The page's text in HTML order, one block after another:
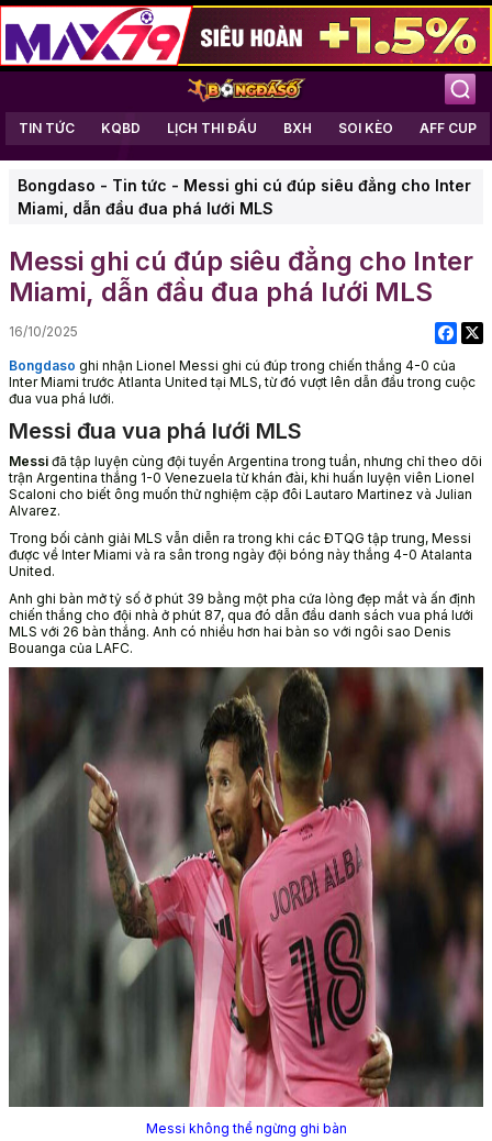
TIN TỨC KQBD LỊCH THI ĐẤU BXH SOI KÈO AFF CUP
Bongdaso - Tin tức - Messi ghi cú đúp siêu đẳng cho Inter
Miami, dẫn đầu đua phá lưới MLS
Messi ghi cú đúp siêu đẳng cho Inter
Miami, dẫn đầu đua phá lưới MLS
16/10/2025
Bongdaso ghi nhận Lionel Messi ghi cú đúp trong chiến thắng 4-0 của
Inter Miami trước Atlanta United tại MLS, từ đó vượt lên dẫn đầu trong cuộc
đua vua phá lưới.
Messi đua vua phá lưới MLS
Messi đã tập luyện cùng đội tuyển Argentina trong tuần, nhưng chỉ theo dõi
trận Argentina thắng 1-0 Venezuela từ khán đài, khi huấn luyện viên Lionel
Scaloni cho biết ông muốn thử nghiệm cặp đôi Lautaro Martinez và Julian
Alvarez.
Trong bối cảnh giải MLS vẫn diễn ra trong khi các ĐTQG tập trung, Messi
được về Inter Miami và ra sân trong ngày đội bóng này thắng 4-0 Atalanta
United.
Anh ghi bàn mở tỷ số ở phút 39 bằng một pha cứa lòng đẹp mắt và ấn định
chiến thắng cho đội nhà ở phút 87, qua đó dẫn đầu danh sách vua phá lưới
MLS với 26 bàn thắng. Anh có nhiều hơn hai bàn so với ngôi sao Denis
Bouanga của LAFC.
Messi không thể ngừng ghi bàn